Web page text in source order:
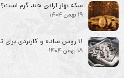
سکه‌ بهار آزادی چند گرم است؟
19 بهمن 1404
۱۱ روش ساده و کاربردی برای تمیز کردن نقره در خانه
18 بهمن 1404